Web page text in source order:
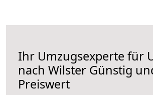
Ihr Umzugsexperte für
nach Wilster Günstig
Preiswert